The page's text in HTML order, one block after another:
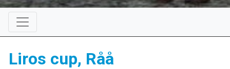
Liros cup, Råå